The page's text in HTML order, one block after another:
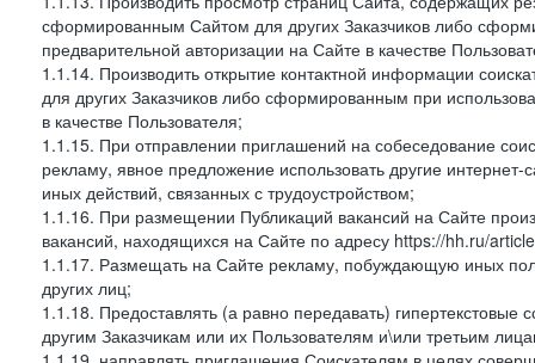
сформированным Сайтом для других Заказчиков либо
предварительной авторизации на Сайте в качестве
1.1.14. Производить открытие контактной информации
для других Заказчиков либо сформированным при
в качестве Пользователя;
1.1.15. При отправлении приглашений на собеседование
рекламу, явное предложение использовать другие
иных действий, связанных с трудоустройством;
1.1.16. При размещении Публикаций вакансий на Сайте
вакансий, находящихся на Сайте по адресу https://hh.ru/
1.1.17. Размещать на Сайте рекламу, побуждающую иных
других лиц;
1.1.18. Предоставлять (а равно передавать)
другим Заказчикам или их Пользователям и\или третьим